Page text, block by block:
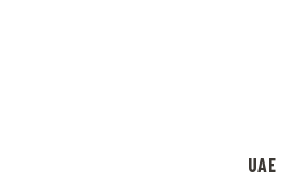
UAE